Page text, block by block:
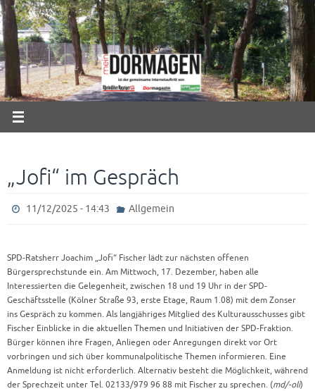
Zum
Inhalt
springen
„Jofi“ im Gespräch
11/12/2025 - 14:43 Allgemein
SPD-Ratsherr Joachim „Jofi“ Fischer lädt zur nächsten offenen
Bürgersprechstunde ein. Am Mittwoch, 17. Dezember, haben alle
Interessierten die Gelegenheit, zwischen 18 und 19 Uhr in der SPD-
Geschäftsstelle (Kölner Straße 93, erste Etage, Raum 1.08) mit dem Zonser
ins Gespräch zu kommen. Als langjähriges Mitglied des Kulturausschusses gibt
Fischer Einblicke in die aktuellen Themen und Initiativen der SPD-Fraktion.
Bürger können ihre Fragen, Anliegen oder Anregungen direkt vor Ort
vorbringen und sich über kommunalpolitische Themen informieren. Eine
Anmeldung ist nicht erforderlich. Alternativ besteht die Möglichkeit, während
der Sprechzeit unter Tel. 02133/979 96 88 mit Fischer zu sprechen. (md/-oli)